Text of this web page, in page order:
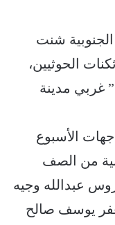
شنت
الحوثيين،
غربي مدينة
الأسبوع
من الصف
عبدالله وجيه
يوسف صالح